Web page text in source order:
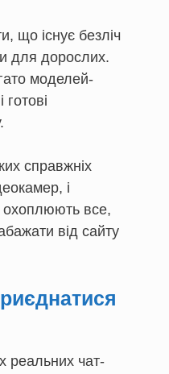
що існує безліч
для дорослих.
моделей-
готові
справжніх
і
охоплюють все,
від сайту
реальних чат-